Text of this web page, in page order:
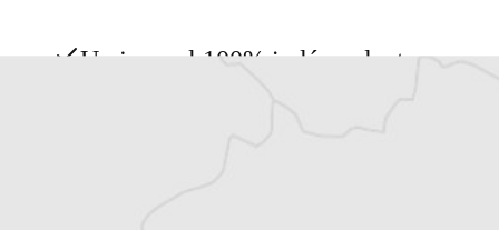
Un journal 100% indépendant